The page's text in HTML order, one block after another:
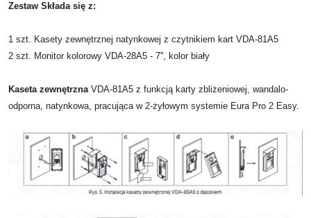
Zestaw Składa się z:
1 szt. Kasety zewnętrznej natynkowej z czytnikiem kart VDA-81A5
2 szt. Monitor kolorowy VDA-28A5 - 7'', kolor biały
Kaseta zewnętrznaVDA-81A5 z funkcją karty zbliżeniowej, wandalo-
odporna, natynkowa, pracująca w 2-żyłowym systemie Eura Pro 2 Easy.